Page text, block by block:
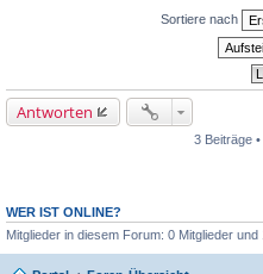
Sortiere nach
Antworten
3 Beiträge
WER IST ONLINE?
Mitglieder in diesem Forum: 0 Mitglieder und